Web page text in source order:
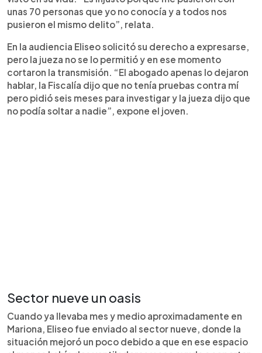
unas 70 personas que yo no conocía y a todos nos
pusieron el mismo delito”, relata.
En la audiencia Eliseo solicitó su derecho a expresarse,
pero la jueza no se lo permitió y en ese momento
cortaron la transmisión. “El abogado apenas lo dejaron
hablar, la Fiscalía dijo que no tenía pruebas contra mí
pero pidió seis meses para investigar y la jueza dijo que
no podía soltar a nadie”, expone el joven.
Sector nueve un oasis
Cuando ya llevaba mes y medio aproximadamente en
Mariona, Eliseo fue enviado al sector nueve, donde la
situación mejoró un poco debido a que en ese espacio